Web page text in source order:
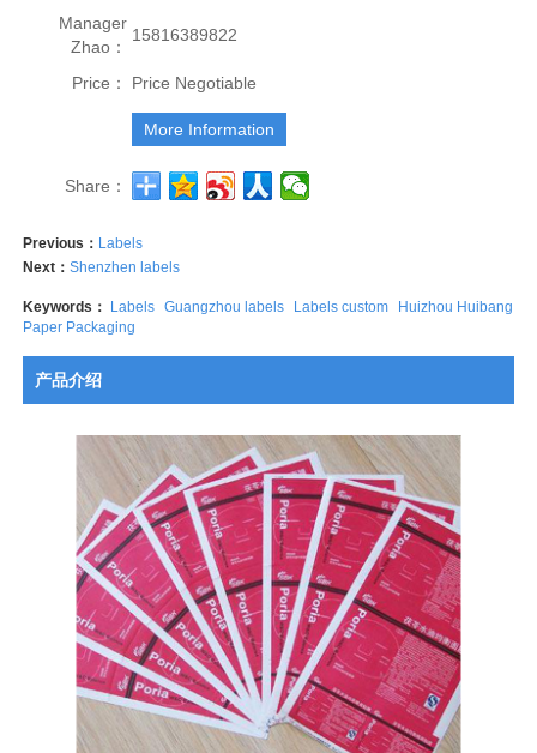
Manager
Zhao：
15816389822
Price： Price Negotiable
More Information
Share：
Previous： Labels
Next：Shenzhen labels
Keywords： Labels Guangzhou labels Labels custom
Huizhou Huibang
Paper Packaging
产品介绍